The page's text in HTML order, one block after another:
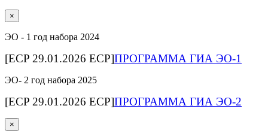
×
ЭО - 1 год набора 2024
[ECP 29.01.2026 ECP]ПРОГРАММА ГИА ЭО-1
ЭО- 2 год набора 2025
[ECP 29.01.2026 ECP]ПРОГРАММА ГИА ЭО-2
×